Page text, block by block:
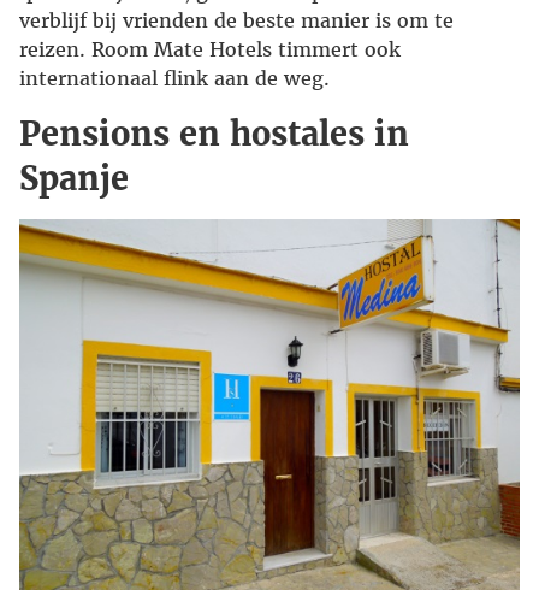
verblijf bij vrienden de beste manier is om te
reizen. Room Mate Hotels timmert ook
internationaal flink aan de weg.
Pensions en hostales in
Spanje